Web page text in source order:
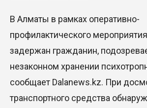
В Алматы в рамках оперативно-
профилактического
задержан гражданин,
незаконном хранении
сообщает Dalanews.kz. При
транспортного средства